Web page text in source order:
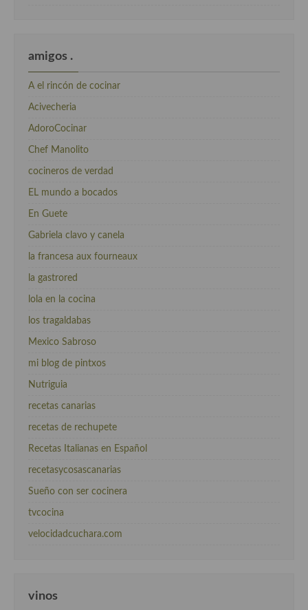
amigos .
A el rincón de cocinar
Acivecheria
AdoroCocinar
Chef Manolito
cocineros de verdad
EL mundo a bocados
En Guete
Gabriela clavo y canela
la francesa aux fourneaux
la gastrored
lola en la cocina
los tragaldabas
Mexico Sabroso
mi blog de pintxos
Nutriguia
recetas canarias
recetas de rechupete
Recetas Italianas en Español
recetasycosascanarias
Sueño con ser cocinera
tvcocina
velocidadcuchara.com
vinos